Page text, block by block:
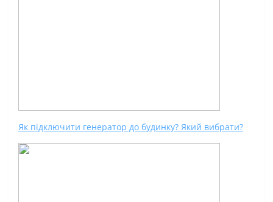
Як підключити генератор до будинку? Який вибрати?